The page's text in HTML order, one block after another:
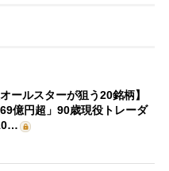
オールスターが狙う20銘柄】
69億円超」90歳現役トレーダ